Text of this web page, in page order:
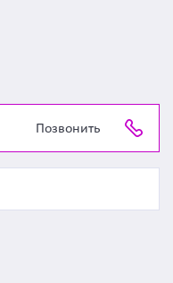
Позвонить